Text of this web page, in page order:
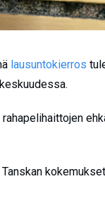
lausuntokierros